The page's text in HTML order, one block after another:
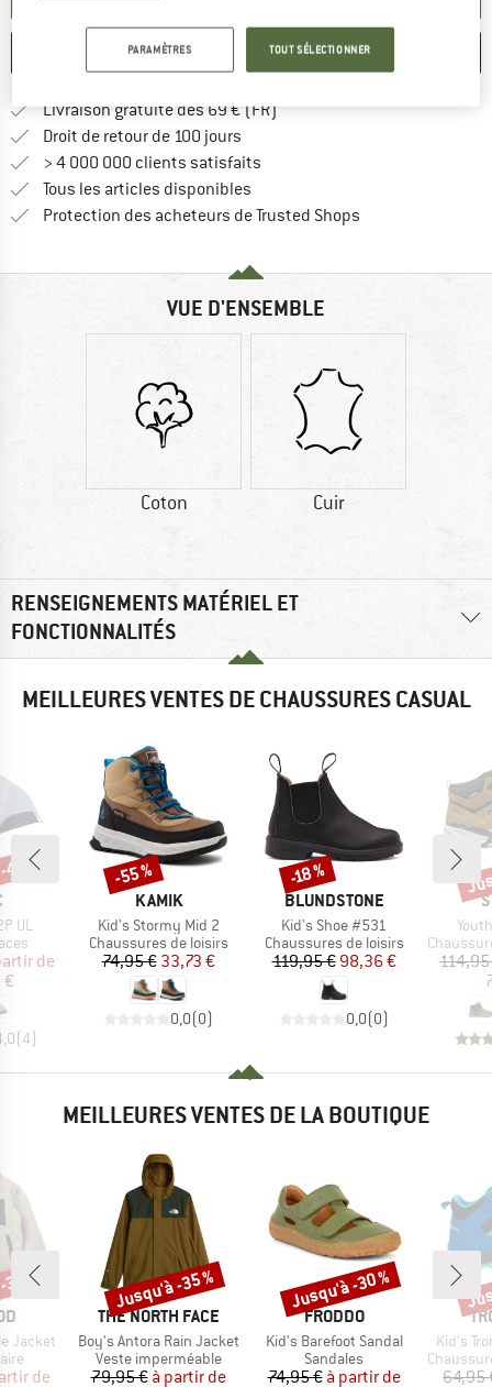
ENREGISTRER COMPARER
Livraison gratuite dès 69 € (FR)
Droit de retour de 100 jours
> 4 000 000 clients satisfaits
Tous les articles disponibles
Protection des acheteurs de Trusted Shops
VUE D'ENSEMBLE
Coton Cuir
RENSEIGNEMENTS MATÉRIEL ET
FONCTIONNALITÉS
MEILLEURES VENTES DE CHAUSSURES CASUAL
UL
réduit
de
€
(4)
%
MARQUE
KAMIK
Article
Kid's Stormy Mid 2
Product group
Chaussures de loisirs
Prix
74,95 €Prix réduit
33,73 €
0,0(0)
Remise
-55 %
MARQUE
BLUNDSTONE
Article
Kid's Shoe #531
Product group
Chaussures de loisirs
Prix
119,95 €Prix réduit
98,36 €
0,0(0)
Remise
-18 %
Product
MEILLEURES VENTES DE LA BOUTIQUE
Jacket
réduit
de
%
MARQUE
THE NORTH FACE
Article
Boy's Antora Rain Jacket
Product group
Veste imperméable
Prix
79,95 € Prix réduit
à partir de
Remise
Jusqu'à -35 %
MARQUE
FRODDO
Article
Kid's Barefoot Sandal
Product group
Sandales
Prix
74,95 € Prix réduit
à partir de
Remise
Jusqu'à -30 %
Article
Kid's
Product
64,95
PARAMÈTRES TOUT SÉLECTIONNER